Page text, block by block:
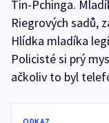
Ťin-Pchinga.
Riegrových sadů,
Hlídka mladíka
Policisté si prý
ačkoliv to byl